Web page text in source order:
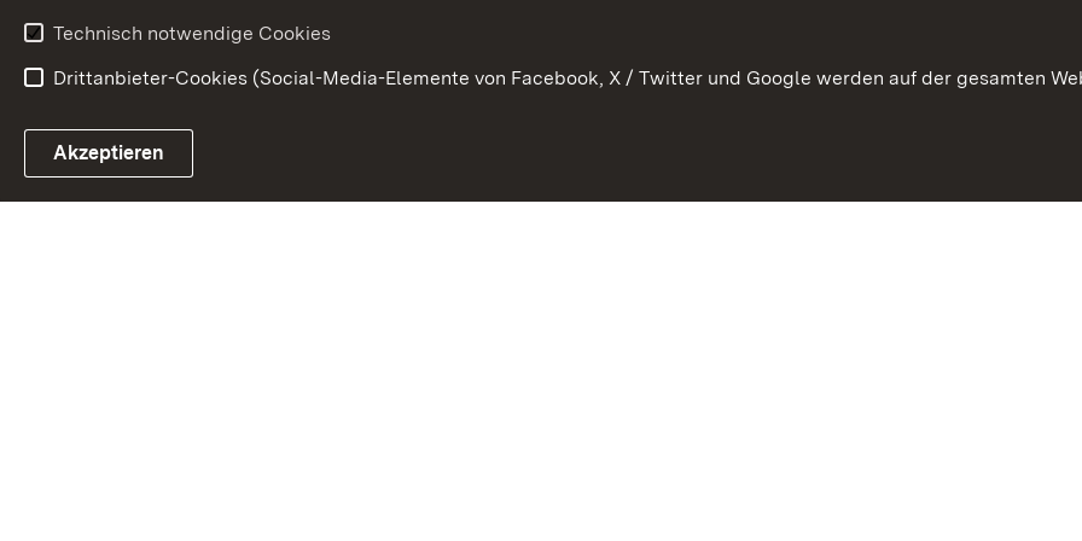
Link zum Landesportal
Technisch notwendige Cookies
Drittanbieter-Cookies (Social-Media-Elemente von Facebook, X / Twitter und Google werden auf der gesamten
Akzeptieren